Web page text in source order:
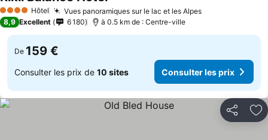
4 Étoiles Hôtel Vues panoramiques sur le lac et les Alpes
8,9 Excellent 6 180 à 0.5 km de : Centre-ville
De 159 €
Consulter les prix de 10 sites Consulter les prix
Partager